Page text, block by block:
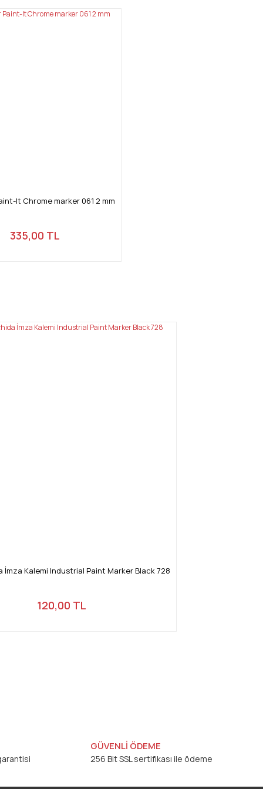
It Chrome marker 061 2 mm
335,00 TL
İmza Kalemi Industrial Paint Marker Black 728
120,00 TL
GÜVENLİ ÖDEME
256 Bit SSL sertifikası ile ödeme